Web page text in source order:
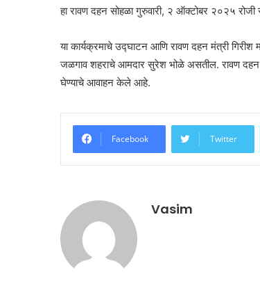
हा रावण दहन सोहळा गुरुवारी, २ ऑक्टोबर २०२५
या कार्यक्रमाचे उद्घाटन आणि रावण दहन मंत्री गिरीश
जळगाव शहराचे आमदार सुरेश भोळे असतील. रावण दहन
घेण्याचे आवाहन केले आहे.
Facebook Twitter
Vasim